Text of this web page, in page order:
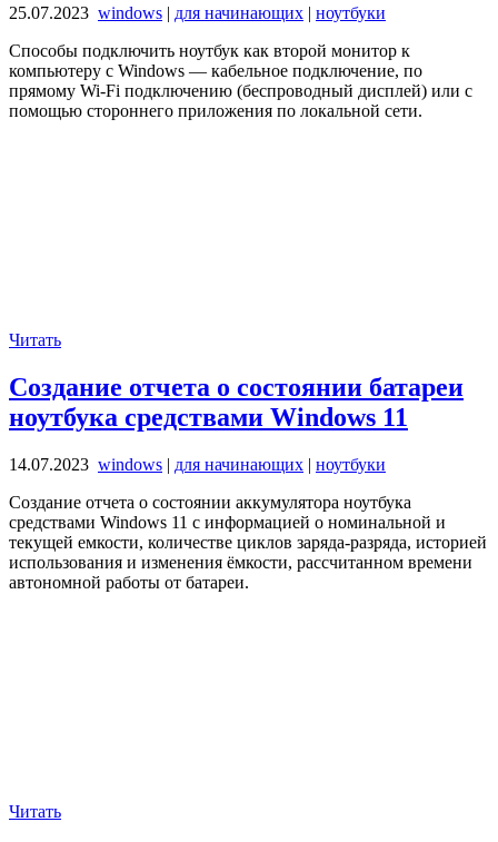
25.07.2023 windows | для начинающих | ноутбуки
Способы подключить ноутбук как второй монитор к
компьютеру с Windows — кабельное подключение, по
прямому Wi-Fi подключению (беспроводный дисплей) или с
помощью стороннего приложения по локальной сети.
Читать
Создание отчета о состоянии батареи
ноутбука средствами Windows 11
14.07.2023 windows | для начинающих | ноутбуки
Создание отчета о состоянии аккумулятора ноутбука
средствами Windows 11 с информацией о номинальной и
текущей емкости, количестве циклов заряда-разряда, историей
использования и изменения ёмкости, рассчитанном времени
автономной работы от батареи.
Читать